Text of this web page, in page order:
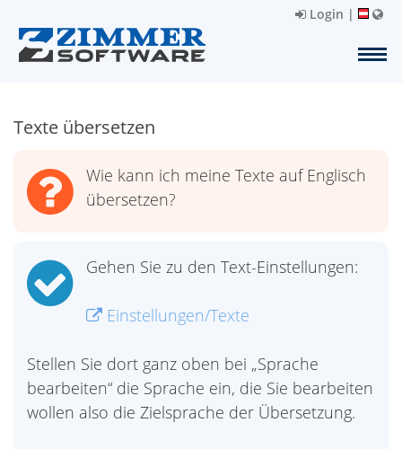
Login |
Texte übersetzen
Wie kann ich meine Texte auf Englisch
übersetzen?
Gehen Sie zu den Text-Einstellungen:
Einstellungen/Texte
Stellen Sie dort ganz oben bei „Sprache
bearbeiten“ die Sprache ein, die Sie bearbeiten
wollen also die Zielsprache der Übersetzung.